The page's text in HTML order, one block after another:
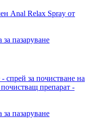
за пазаруване
за пазаруване